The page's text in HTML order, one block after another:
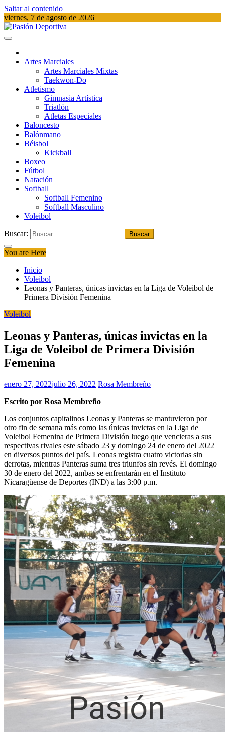
Saltar al contenido
viernes, 7 de agosto de 2026
Artes Marciales
Artes Marciales Mixtas
Taekwon-Do
Atletismo
Gimnasia Artística
Triatlón​
Atletas Especiales
Baloncesto
Balónmano
Béisbol
Kickball​
Boxeo
Fútbol
Natación​
Softball​
Softball​ Femenino
Softball​ Masculino
Voleibol​
Buscar:
You are Here
Inicio
Voleibol
Leonas y Panteras, únicas invictas en la Liga de Voleibol de
Primera División Femenina
Voleibol
Leonas y Panteras, únicas invictas en la
Liga de Voleibol de Primera División
Femenina
enero 27, 2022julio 26, 2022 Rosa Membreño
Escrito por Rosa Membreño
Los conjuntos capitalinos Leonas y Panteras se mantuvieron por
otro fin de semana más como las únicas invictas en la Liga de
Voleibol Femenina de Primera División luego que vencieras a sus
respectivas rivales este sábado 23 y domingo 24 de enero del 2022
en diversos puntos del país. Leonas registra cuatro victorias sin
derrotas, mientras Panteras suma tres triunfos sin revés. El domingo
30 de enero del 2022, ambas se enfrentarán en el Instituto
Nicaragüense de Deportes (IND) a las 3:00 p.m.